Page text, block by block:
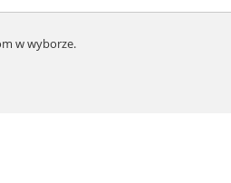
w wyborze.